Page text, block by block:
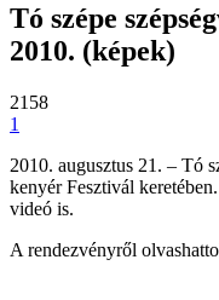
Tó szépe
2010. (képek)
2158
1
2010. augusztus 21. – Tó
kenyér Fesztivál
videó is.
A rendezvényről